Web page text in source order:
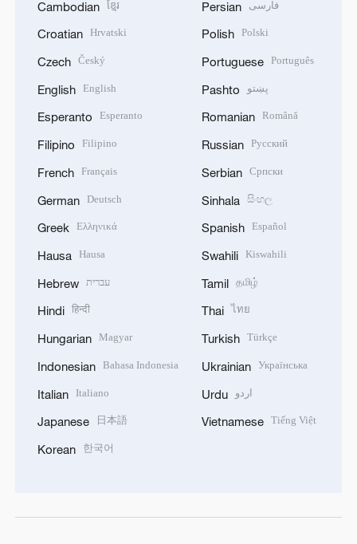
Cambodian ខ្មែរ
Croatian Hrvatski
Czech Český
English English
Esperanto Esperanto
Filipino Filipino
French Français
German Deutsch
Greek Ελληνικά
Hausa Hausa
Hebrew עברית
Hindi हिन्दी
Hungarian Magyar
Indonesian Bahasa Indonesia
Italian Italiano
Japanese 日本語
Korean 한국어
Persian فارسی
Polish Polski
Portuguese Português
Pashto پښتو
Romanian Română
Russian Русский
Serbian Српски
Sinhala සිංහල
Spanish Español
Swahili Kiswahili
Tamil தமிழ்
Thai ไทย
Turkish Türkçe
Ukrainian Українська
Urdu اردو
Vietnamese Tiếng Việt